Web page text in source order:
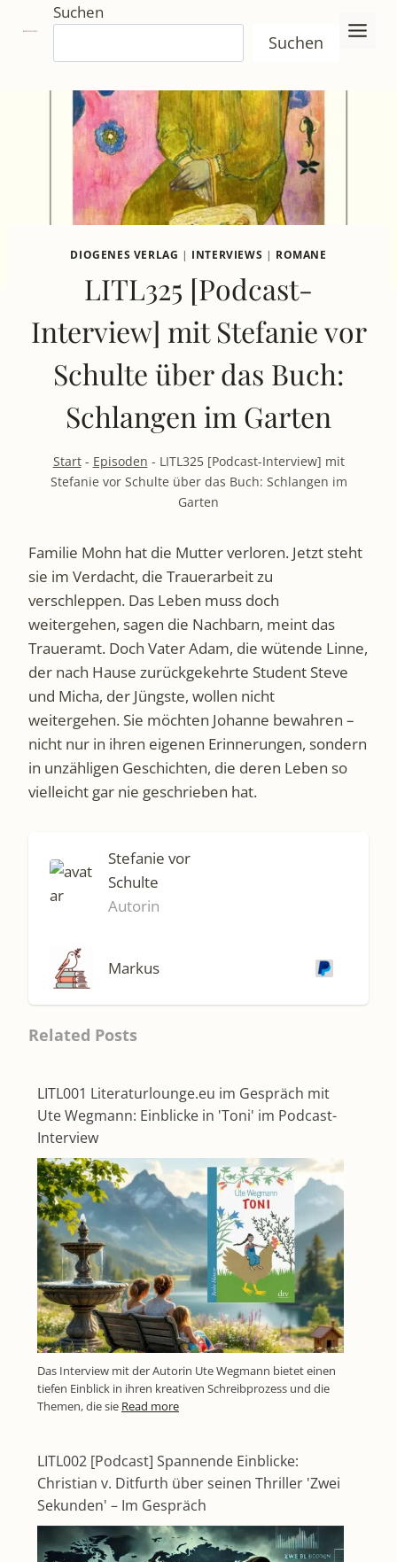
Inhalt
springen
Suchen
Suchen
DIOGENES VERLAG | INTERVIEWS | ROMANE
LITL325 [Podcast-
Interview] mit Stefanie vor
Schulte über das Buch:
Schlangen im Garten
Start- Episoden - LITL325 [Podcast-Interview] mit
Stefanie vor Schulte über das Buch: Schlangen im
Garten
Familie Mohn hat die Mutter verloren. Jetzt steht
sie im Verdacht, die Trauerarbeit zu
verschleppen. Das Leben muss doch
weitergehen, sagen die Nachbarn, meint das
Traueramt. Doch Vater Adam, die wütende Linne,
der nach Hause zurückgekehrte Student Steve
und Micha, der Jüngste, wollen nicht
weitergehen. Sie möchten Johanne bewahren –
nicht nur in ihren eigenen Erinnerungen, sondern
in unzähligen Geschichten, die deren Leben so
vielleicht gar nie geschrieben hat.
Stefanie vor
Schulte
Autorin
Markus
Related Posts
LITL001 Literaturlounge.eu im Gespräch mit
Ute Wegmann: Einblicke in 'Toni' im Podcast-
Interview
Das Interview mit der Autorin Ute Wegmann bietet einen
tiefen Einblick in ihren kreativen Schreibprozess und die
Themen, die sie Read more
LITL002 [Podcast] Spannende Einblicke:
Christian v. Ditfurth über seinen Thriller 'Zwei
Sekunden' – Im Gespräch